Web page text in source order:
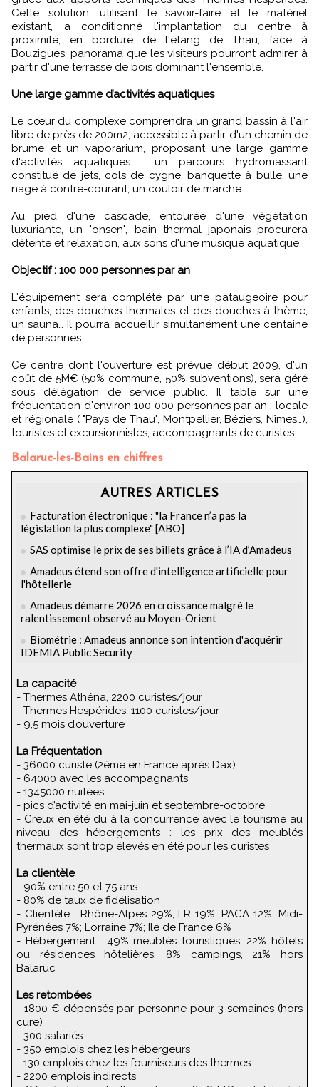
Cette solution, utilisant le savoir-faire et le matériel
existant, a conditionné l'implantation du centre à
proximité, en bordure de l'étang de Thau, face à
Bouzigues, panorama que les visiteurs pourront admirer à
partir d'une terrasse de bois dominant l'ensemble.
Une large gamme d’activités aquatiques
Le cœur du complexe comprendra un grand bassin à l'air
libre de près de 200m2, accessible à partir d'un chemin de
brume et un vaporarium, proposant une large gamme
d'activités aquatiques : un parcours hydromassant
constitué de jets, cols de cygne, banquette à bulle, une
nage à contre-courant, un couloir de marche …
Au pied d'une cascade, entourée d'une végétation
luxuriante, un "onsen", bain thermal japonais procurera
détente et relaxation, aux sons d'une musique aquatique.
Objectif : 100 000 personnes par an
L'équipement sera complété par une pataugeoire pour
enfants, des douches thermales et des douches à thème,
un sauna… Il pourra accueillir simultanément une centaine
de personnes.
Ce centre dont l'ouverture est prévue début 2009, d'un
coût de 5M€ (50% commune, 50% subventions), sera géré
sous délégation de service public. Il table sur une
fréquentation d'environ 100 000 personnes par an : locale
et régionale ( "Pays de Thau", Montpellier, Béziers, Nîmes…),
touristes et excursionnistes, accompagnants de curistes.
Balaruc-les-Bains en chiffres
AUTRES ARTICLES
Facturation électronique : "la France n’a pas la
législation la plus complexe" [ABO]
SAS optimise le prix de ses billets grâce à l’IA d’Amadeus
Amadeus étend son offre d'intelligence artificielle pour
l'hôtellerie
Amadeus démarre 2026 en croissance malgré le
ralentissement observé au Moyen-Orient
Biométrie : Amadeus annonce son intention d'acquérir
IDEMIA Public Security
La capacité
- Thermes Athéna, 2200 curistes/jour
- Thermes Hespérides, 1100 curistes/jour
- 9,5 mois d’ouverture
La Fréquentation
- 36000 curiste (2ème en France après Dax)
- 64000 avec les accompagnants
- 1345000 nuitées
- pics d’activité en mai-juin et septembre-octobre
- Creux en été du à la concurrence avec le tourisme au
niveau des hébergements : les prix des meublés
thermaux sont trop élevés en été pour les curistes
La clientèle
- 90% entre 50 et 75 ans
- 80% de taux de fidélisation
- Clientèle : Rhône-Alpes 29%; LR 19%; PACA 12%, Midi-
Pyrénées 7%; Lorraine 7%; Ile de France 6%
- Hébergement : 49% meublés touristiques, 22% hôtels
ou résidences hôtelières, 8% campings, 21% hors
Balaruc
Les retombées
- 1800 € dépensés par personne pour 3 semaines (hors
cure)
- 300 salariés
- 350 emplois chez les hébergeurs
- 130 emplois chez les fourniseurs des thermes
- 2200 emplois indirects